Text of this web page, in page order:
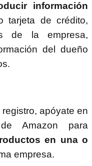
información
tarjeta de crédito,
de la empresa,
del dueño
apóyate en
Amazon para
en una o
empresa.